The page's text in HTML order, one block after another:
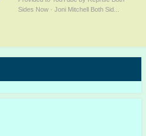
Sides Now · Joni Mitchell Both Sid...